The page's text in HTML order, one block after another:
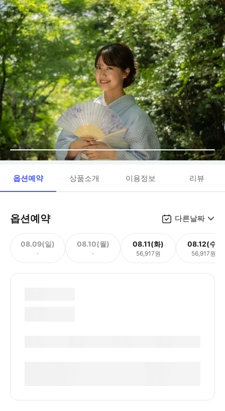
옵션예약 상품소개 이용정보 리뷰
옵션예약 다른날짜
08.09(일)
-
08.10(월)
-
08.11(화)
56,917원
08.12(수)
56,917원